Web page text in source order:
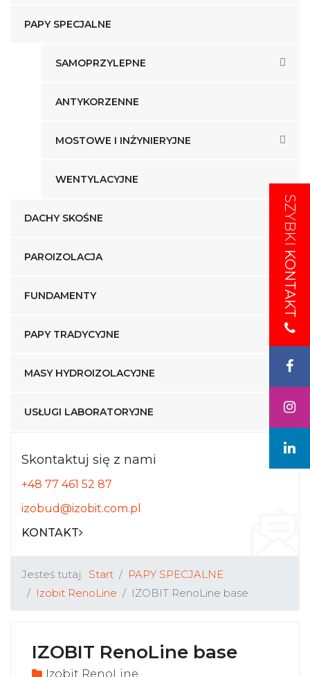
SZYBKI
KONTAKT
SZYBKI
KONTAKT
PAPY SPECJALNE
SAMOPRZYLEPNE
ANTYKORZENNE
MOSTOWE I INŻYNIERYJNE
WENTYLACYJNE
DACHY SKOŚNE
PAROIZOLACJA
FUNDAMENTY
PAPY TRADYCYJNE
MASY HYDROIZOLACYJNE
USŁUGI LABORATORYJNE
Skontaktuj się z nami
+48 77 461 52 87
izobud@izobit.com.pl
KONTAKT
Jesteś tutaj: Start
PAPY SPECJALNE
Izobit RenoLine
IZOBIT RenoLine base
IZOBIT RenoLine base
Izobit RenoLine